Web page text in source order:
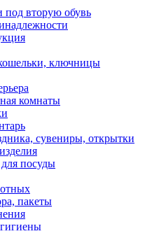
вторую обувь
ключницы
комнаты
сувениры, открытки
посуды
пакеты